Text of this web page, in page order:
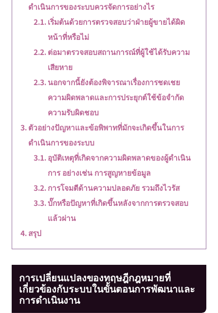
ดำเนินการของระบบควรจัดการอย่างไร
เริ่มต้นด้วยการตรวจสอบว่าฝ่ายผู้ขายได้ผิด
หน้าที่หรือไม่
ต่อมาตรวจสอบสถานการณ์ที่ผู้ใช้ได้รับความ
เสียหาย
นอกจากนี้ยังต้องพิจารณาเรื่องการชดเชย
ความผิดพลาดและการประยุกต์ใช้ข้อจำกัด
ความรับผิดชอบ
ตัวอย่างปัญหาและข้อพิพาทที่มักจะเกิดขึ้นในการ
ดำเนินการของระบบ
อุบัติเหตุที่เกิดจากความผิดพลาดของผู้ดำเนิน
การ อย่างเช่น การสูญหายข้อมูล
การโจมตีด้านความปลอดภัย รวมถึงไวรัส
บั๊กหรือปัญหาที่เกิดขึ้นหลังจากการตรวจสอบ
แล้วผ่าน
สรุป
การเปลี่ยนแปลงของทฤษฎีกฎหมายที่
เกี่ยวข้องกับระบบในขั้นตอนการพัฒนาและ
การดำเนินงาน